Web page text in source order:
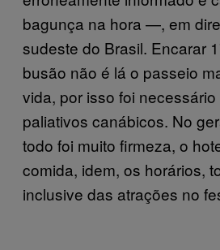
bagunça na hora —, em
sudeste do Brasil. Encarar
busão não é lá o passeio
vida, por isso foi necessário
paliativos canábicos. No
todo foi muito firmeza, o
comida, idem, os horários,
inclusive das atrações no